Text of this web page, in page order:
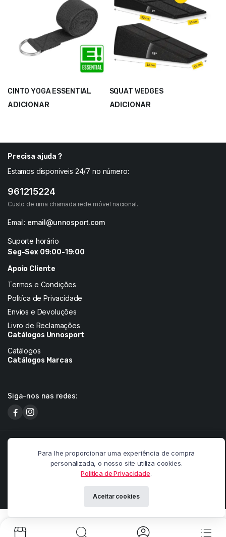
CINTO YOGA ESSENTIAL
ADICIONAR
SQUAT WEDGES
ADICIONAR
Precisa ajuda ?
Estamos disponiveis 24/7 no número:
961215224
Custo de uma chamada rede móvel nacional.
Email: email@unnosport.com
Suporte horário
Seg-Sex 09:00-19:00
Apoio Cliente
Termos e Condições
Politíca de Privacidade
Envios e Devoluções
Livro de Reclamações
Catálogos Unnosport
Catálogos
Catálogos Marcas
Siga-nos nas redes:
Paulo Martins.
Meios de pagamento:
Para lhe proporcionar uma experiência de compra
personalizada, o nosso site utiliza cookies.
Politica de Privacidade.
Aceitar cookies